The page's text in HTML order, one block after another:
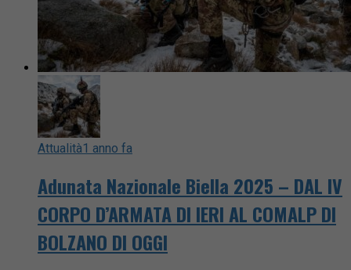
Attualità1 anno fa
Adunata Nazionale Biella 2025 – DAL IV
CORPO D’ARMATA DI IERI AL COMALP DI
BOLZANO DI OGGI